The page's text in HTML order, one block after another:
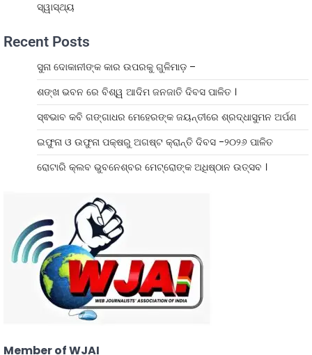
ସ୍ୱାସ୍ଥ୍ୟ
Recent Posts
ସୁନା ଦୋକାନୀଙ୍କ କାର ଉପରକୁ ଗୁଳିମାଡ଼ –
ଶଙ୍ଖ ଭବନ ରେ ବିଶ୍ୱ ଆଦିମ ଜନଜାତି ଦିବସ ପାଳିତ ।
ସ୍ଵଭାବ କବି ଗଙ୍ଗାଧର ମେହେରଙ୍କ ଜୟନ୍ତୀରେ ଶ୍ରଦ୍ଧାସୁମନ ଅର୍ପଣ
ଇଫୁନା ଓ ଉଫୁନା ପକ୍ଷରୁ ଅଗଷ୍ଟ କ୍ରାନ୍ତି ଦିବସ -୨୦୨୬ ପାଳିତ
ରୋଟାରି କ୍ଲବ ଭୁବନେଶ୍ବର ମେଟ୍ରୋଙ୍କ ଅଧିଷ୍ଠାନ ଉତ୍ସବ ।
Member of WJAI